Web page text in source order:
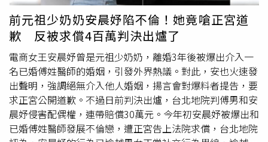
傅先生為本人配偶，卻恣意介入本人家庭生活，甚至企圖以
過往訴訟經驗逃脫法律的制裁，儘管事證歷歷，審理期間仍
不斷以荒誕謊言掩蓋事實，欲將傅先生外遇之過強加於本人
身上，一舉一動均加深本人婚姻破裂之苦。四、遑論官司期
間，安晨妤女士未有一聲道歉，豈料經司法判決仍未見悔
悟，現在本人只祈既同為受婚姻破裂所苦之人，安晨妤女士
能重拾昔日仗義所言，莫再傷害本人與本人家人，己所不
欲、勿施於人。 張書維楊雅勻 律師興望法律事務所2024年8
月26日正宮張書維發出聲明。（圖／興望法律事務所）
前元祖少奶奶安晨妤陷不倫！她竟嗆正宮道
歉 反被求償4百萬判決出爐了
電商女王安晨妤曾是元祖少奶奶，離婚3年後被爆出介入一
名已婚傅姓醫師的婚姻，引發外界熱議。對此，安也火速發
出聲明，強調絕無介入他人婚姻，揚言會對爆料者提告，要
求正宮公開道歉。不過日前判決出爐，台北地院判傅男和安
晨妤侵害配偶權，連帶賠償30萬元。今年初安晨妤被爆出和
已婚傅姓醫師發展不倫戀，遭正宮告上法院求償，台北地院